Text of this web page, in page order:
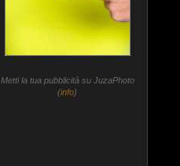
Metti la tua pubblicità su JuzaPhoto
(info)